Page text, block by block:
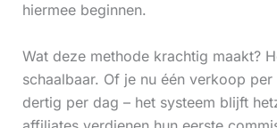
hiermee beginnen.
Wat deze methode krachtig maakt?
schaalbaar. Of je nu één verkoop
dertig per dag – het systeem blijft